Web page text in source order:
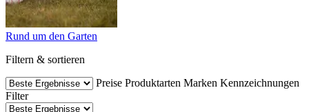
Rund um den Garten
Filtern & sortieren
Preise Produktarten Marken Kennzeichnungen
Filter